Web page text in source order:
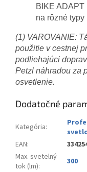
BIKE
na rôzné
(1) VAROVANIE:
použitie v cestnej
podliehajúci
Petzl náhradou za
osvetlenie.
Dodatočné
Kategória:
EAN:
Max. svetelný
tok (lm):
300